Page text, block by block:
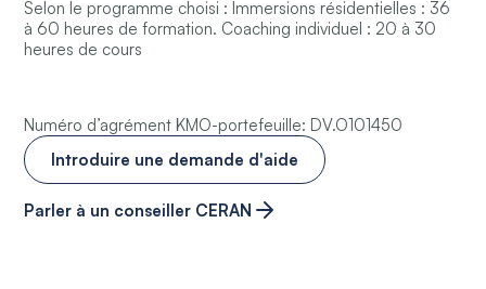
Selon le programme choisi : Immersions résidentielles : 36
à 60 heures de formation. Coaching individuel : 20 à 30
heures de cours
Numéro d’agrément KMO-portefeuille: DV.O101450
Introduire une demande d'aide
Parler à un conseiller CERAN